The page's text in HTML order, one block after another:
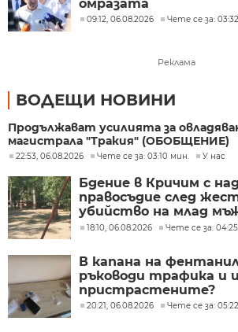
омразата
09:12, 06.08.2026 Чете се за:
Реклама
ВОДЕЩИ НОВИНИ
Продължават усилията за
магистрала "Тракия" (ОБОБЩЕНИЕ)
22:53, 06.08.2026 Чете се за: 03:10 мин. У нас
Бдение в Кричим с
правосъдие след
убийство на млад
тийнейджъри
18:10, 06.08.2026 Чете се за:
В капана на
ръководи трафика и
пристрастените?
20:21, 06.08.2026 Чете се за: